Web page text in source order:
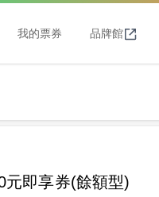
我的票券 品牌館
元即享券(餘額型)